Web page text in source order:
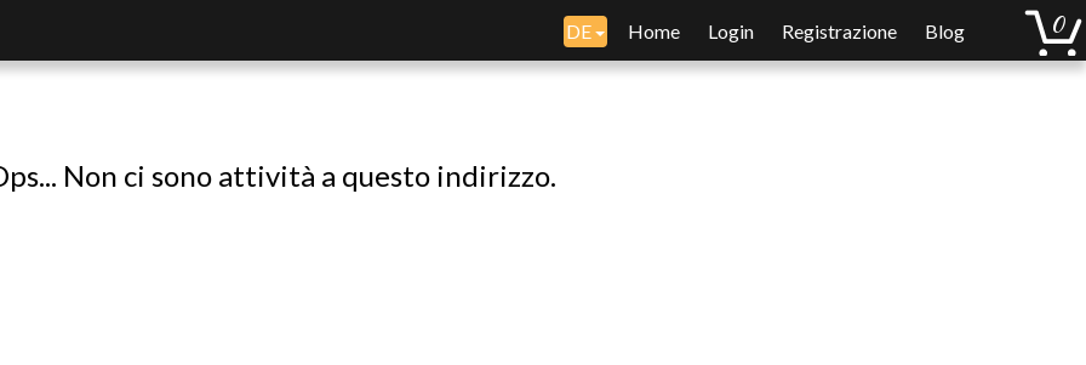
DE Home Login Registrazione Blog
Non ci sono attività a questo indirizzo.